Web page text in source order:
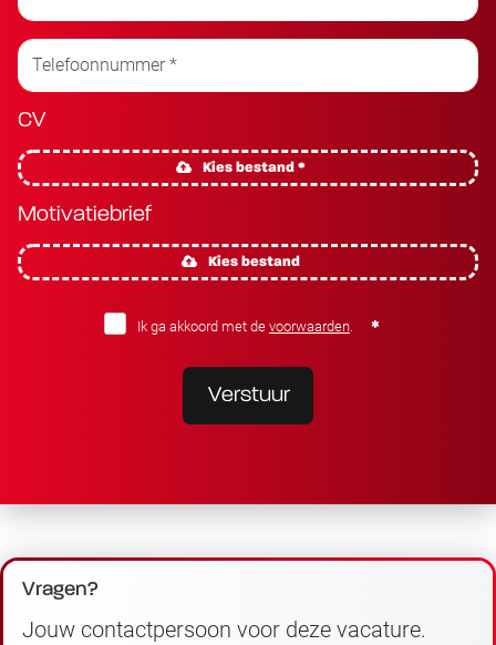
CV
Kies bestand *
Motivatiebrief
Kies bestand
Ik ga akkoord met de voorwaarden
Verstuur
Vragen?
Jouw contactpersoon voor deze vacature.